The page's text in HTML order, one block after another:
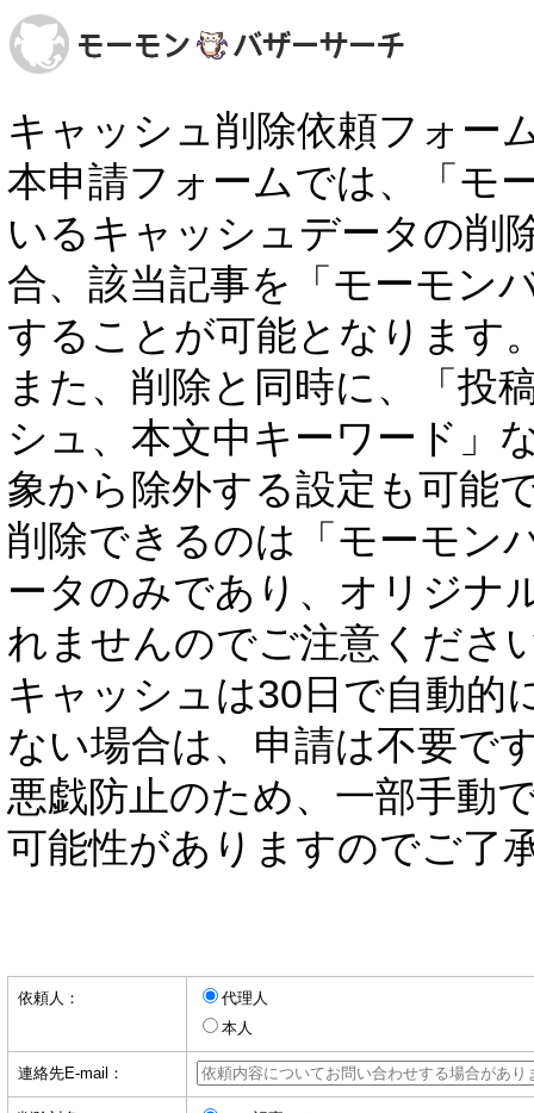
キャッシュ削除依頼フォー
本申請フォームでは、「モ
いるキャッシュデータの削
合、該当記事を「モーモン
することが可能となります
また、削除と同時に、「投
シュ、本文中キーワード」
象から除外する設定も可能
削除できるのは「モーモン
ータのみであり、オリジナ
れませんのでご注意くださ
キャッシュは30日で自動的
ない場合は、申請は不要で
悪戯防止のため、一部手動
可能性がありますのでご了
依頼人：
代理人
本人
連絡先E-mail：